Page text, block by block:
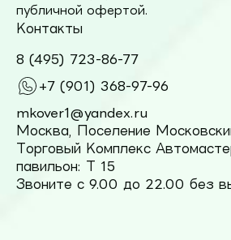
публичной офертой.
Контакты
8 (495) 723-86-77
+7 (901) 368-97-96
mkover1@yandex.ru
Москва, Поселение
Торговый Комплекс
павильон: Т 15
Звоните с 9.00 до 22.00 без